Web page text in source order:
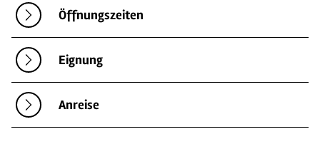
Öffnungszeiten
Eignung
Anreise